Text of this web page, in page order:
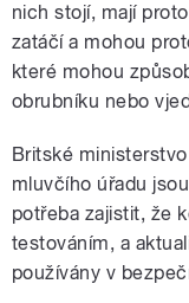
nich stojí, mají
zatáčí a mohou
které mohou
obrubníku nebo
Britské
mluvčího úřadu
potřeba zajistit, že
testováním, a
používány v